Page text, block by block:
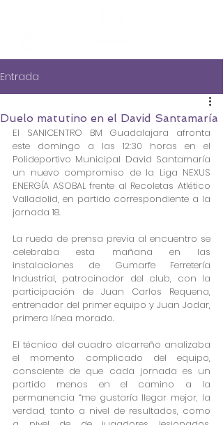
Entrada
Duelo matutino en el David Santamaría
El SANICENTRO BM Guadalajara afronta
este domingo a las 12:30 horas en el
Polideportivo Municipal David Santamaría
un nuevo compromiso de la Liga NEXUS
ENERGÍA ASOBAL frente al Recoletas Atlético
Valladolid, en partido correspondiente a la
jornada 18.
La rueda de prensa previa al encuentro se
celebraba esta mañana en las
instalaciones de Gumarfe Ferretería
Industrial, patrocinador del club, con la
participación de Juan Carlos Requena,
entrenador del primer equipo y Juan Jodar,
primera línea morado.
El técnico del cuadro alcarreño analizaba
el momento complicado del equipo,
consciente de que cada jornada es un
partido menos en el camino a la
permanencia “me gustaría llegar mejor, la
verdad, tanto a nivel de resultados, como